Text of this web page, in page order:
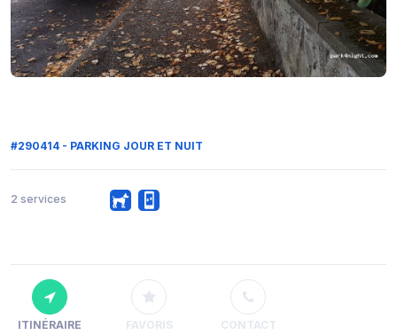
#290414 - PARKING JOUR ET NUIT
2 services
ITINÉRAIRE FAVORIS CONTACT